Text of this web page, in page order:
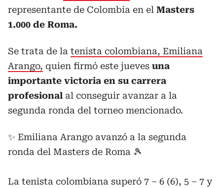
representante de Colombia en el Masters
1.000 de Roma.
Se trata de la tenista colombiana, Emiliana
Arango, quien firmó este jueves una
importante victoria en su carrera
profesional al conseguir avanzar a la
segunda ronda del torneo mencionado.
✨ Emiliana Arango avanzó a la segunda
ronda del Masters de Roma 🎾
La tenista colombiana superó 7 – 6 (6), 5 – 7 y